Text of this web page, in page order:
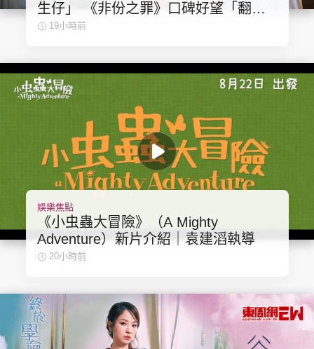
生仔」 《非份之罪》口碑好望「翻
生」拍第二季
19小時前
娛樂焦點
《小虫蟲大冒險》（A Mighty
Adventure）新片介紹｜袁建滔執導
20小時前